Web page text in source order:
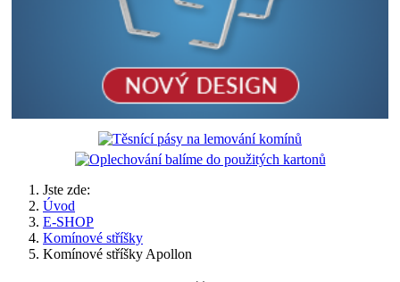
Jste zde:
Úvod
E-SHOP
Komínové stříšky
Komínové stříšky Apollon